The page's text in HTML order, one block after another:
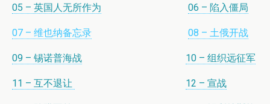
05 – 英国人无所作为 06 – 陷入僵局
07 – 维也纳备忘录 08 – 土俄开战
09 – 锡诺普海战 10 – 组织远征军
11 – 互不退让 12 – 宣战